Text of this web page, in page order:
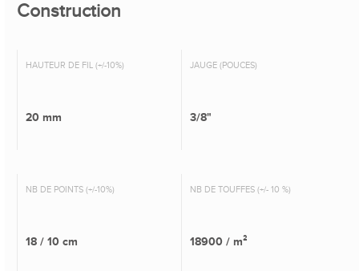
Construction
HAUTEUR DE FIL (+/-10%)
20 mm
JAUGE (POUCES)
3/8"
NB DE POINTS (+/-10%)
18 / 10 cm
NB DE TOUFFES (+/- 10 %)
18900 / m²